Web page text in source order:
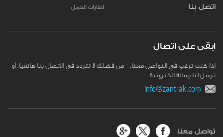
اتصل بنا
اطارات الحمل
ابقى على اتصال
إذا كنت ترغب في التواصل معنا، من فضلك لا تتردد في الاتصال بنا هاتفيا، أو
ترسل لنا رسالة الكترونية.
تواصل معنا